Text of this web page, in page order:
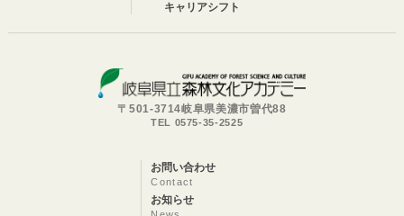
キャリアシフト
〒501-3714岐阜県美濃市曽代88
TEL 0575-35-2525
お問い合わせ
Contact
お知らせ